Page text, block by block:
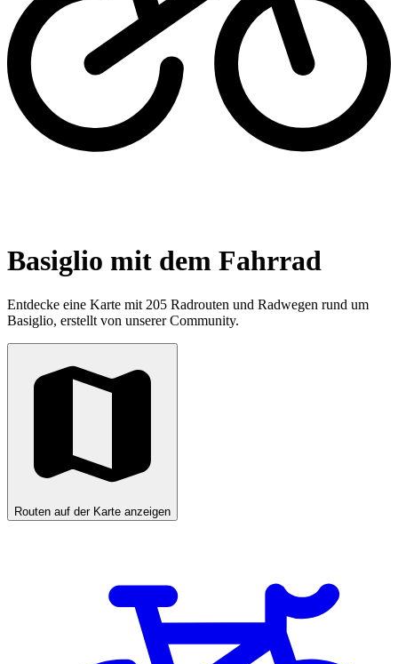
Basiglio mit dem Fahrrad
Entdecke eine Karte mit 205 Radrouten und Radwegen rund um
Basiglio, erstellt von unserer Community.
Routen auf der Karte anzeigen